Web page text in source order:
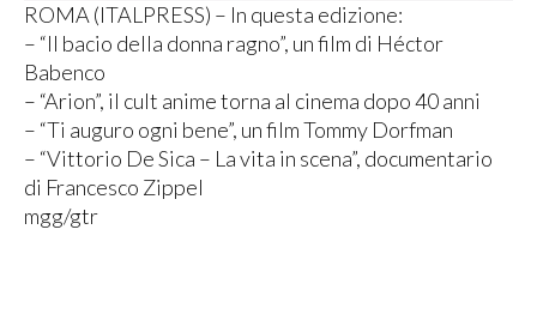
ROMA (ITALPRESS) – In questa edizione:
– “Il bacio della donna ragno”, un film di Héctor
Babenco
– “Arion”, il cult anime torna al cinema dopo 40 anni
– “Ti auguro ogni bene”, un film Tommy Dorfman
– “Vittorio De Sica – La vita in scena”, documentario
di Francesco Zippel
mgg/gtr